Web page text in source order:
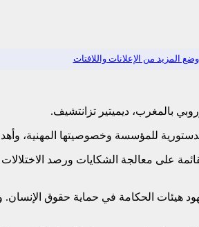
المزيد من الإعلانات واللافتات
بالمغرب، ديميتير تزانتشيف.
للمؤسسة وخصوصيتها المهنية،
على معالجة الشكايات ورصد
هيئات الحكامة في حماية حقوق